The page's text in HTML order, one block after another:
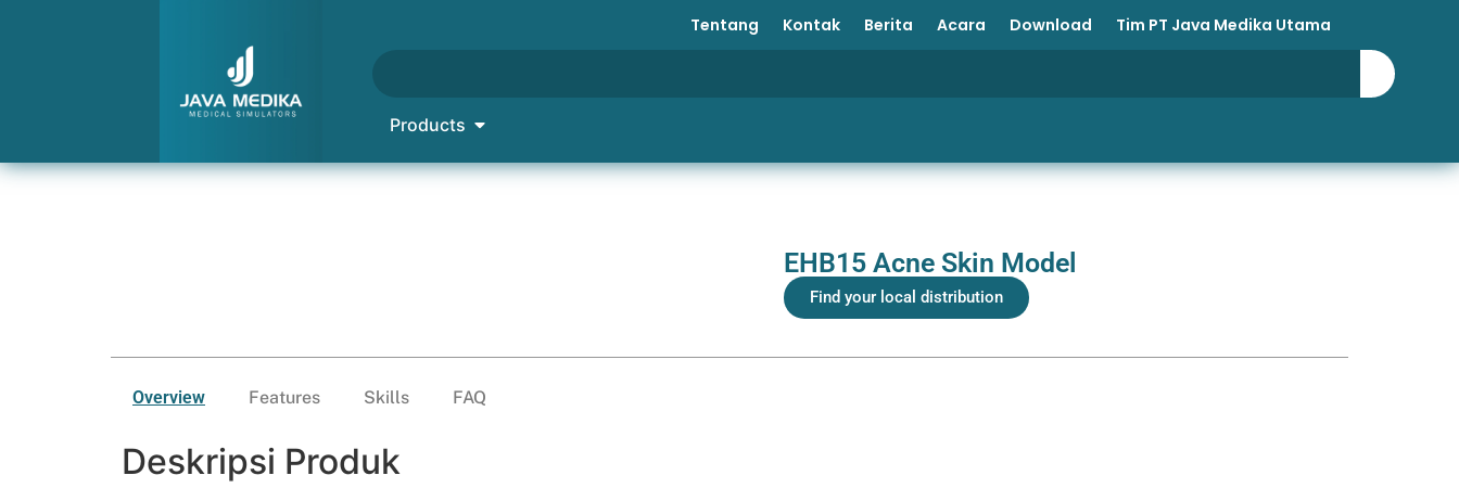
Tentang Kontak Berita Acara Download Tim PT Java Medika Utama
Products
EHB15 Acne Skin Model
Find your local distribution
Overview Features Skills FAQ
Deskripsi Produk